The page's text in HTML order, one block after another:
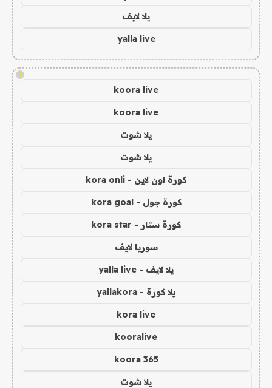
يلا لايف
yalla live
!
koora live
koora live
يلا شوت
يلا شوت
كورة اون لاين - kora onli
كورة جول - kora goal
كورة ستار - kora star
سوريا لايف
يلا لايف - yalla live
يلا كورة - yallakora
kora live
kooralive
koora 365
يلا شوت